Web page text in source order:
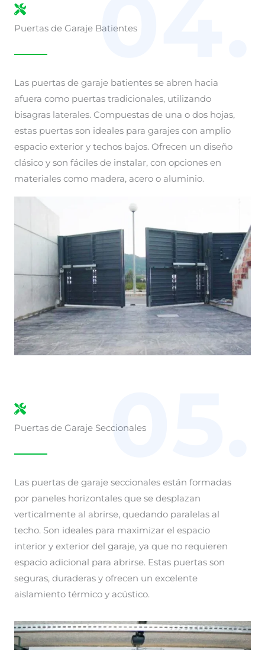
Puertas de Garaje Batientes04.
Las puertas de garaje batientes se abren hacia
afuera como puertas tradicionales, utilizando
bisagras laterales. Compuestas de una o dos hojas,
estas puertas son ideales para garajes con amplio
espacio exterior y techos bajos. Ofrecen un diseño
clásico y son fáciles de instalar, con opciones en
materiales como madera, acero o aluminio.
Puertas de Garaje Seccionales05.
Las puertas de garaje seccionales están formadas
por paneles horizontales que se desplazan
verticalmente al abrirse, quedando paralelas al
techo. Son ideales para maximizar el espacio
interior y exterior del garaje, ya que no requieren
espacio adicional para abrirse. Estas puertas son
seguras, duraderas y ofrecen un excelente
aislamiento térmico y acústico.